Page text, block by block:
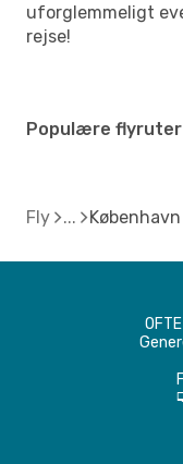
uforglemmeligt
rejse!
Populære flyruter
Fly